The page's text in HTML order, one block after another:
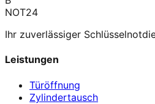
NOT24
Ihr zuverlässiger
Leistungen
Türöffnung
Zylindertausch